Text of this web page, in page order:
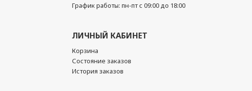
График работы: пн-пт с 09:00 до 18:00
ЛИЧНЫЙ КАБИНЕТ
Корзина
Состояние заказов
История заказов